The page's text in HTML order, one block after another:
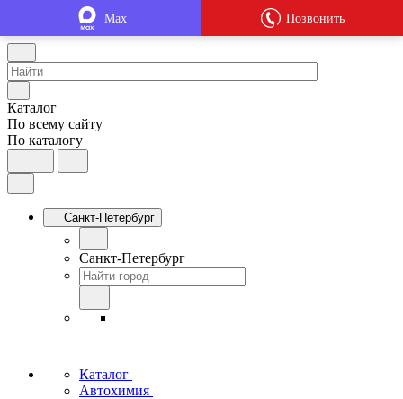
Каталог
По всему сайту
По каталогу
Санкт-Петербург
Санкт-Петербург
Каталог
Автохимия
Max Позвонить